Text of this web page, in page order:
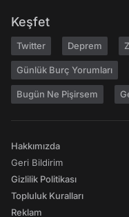
Keşfet
Twitter Deprem
Günlük Burç Yorumları
Bugün Ne Pişirsem
Hakkımızda
Geri Bildirim
Gizlilik Politikası
Topluluk Kuralları
Reklam